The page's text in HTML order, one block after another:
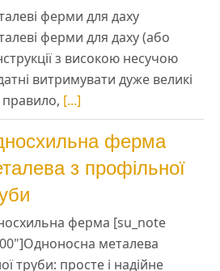
ферми для даху
ферми для даху (або
з високою несучою
витримувати дуже великі
[...]
ферма
з профільної
ферма [su_note
металева
труби: просте і надійне